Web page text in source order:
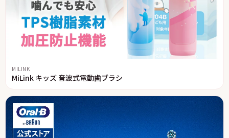
MILINK
MiLink キッズ 音波式電動歯ブラシ